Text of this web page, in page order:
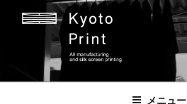
京都プリント
京都市のオリジナルプリント会社
メニュー